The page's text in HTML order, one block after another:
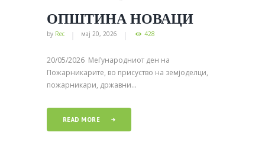
ОПШТИНА НОВАЦИ
by Rec мај 20, 2026 428
20/05/2026 Меѓународниот ден на
Пожарникарите, во присуство на земјоделци,
пожарникари, државни...
READ MORE